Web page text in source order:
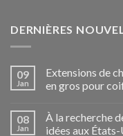
DERNIÈRES
09
Jan
Extensions de
en gros pour
08
Jan
À la recherche
idées aux